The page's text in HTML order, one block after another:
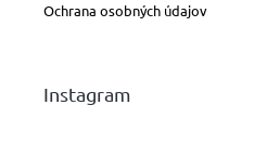
Ochrana osobných údajov
Instagram